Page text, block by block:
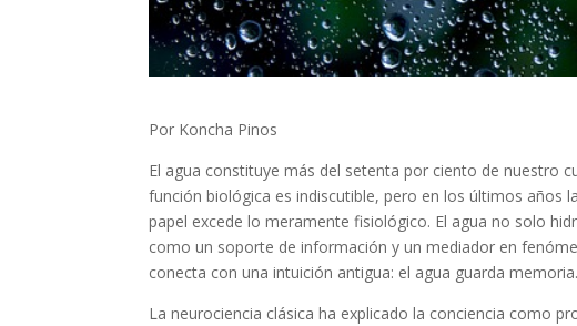
Por Koncha Pinos
El agua constituye más del setenta por ciento de nuestro
función biológica es indiscutible, pero en los últimos años
papel excede lo meramente fisiológico. El agua no solo
como un soporte de información y un mediador en
conecta con una intuición antigua: el agua guarda memoria.
La neurociencia clásica ha explicado la conciencia como